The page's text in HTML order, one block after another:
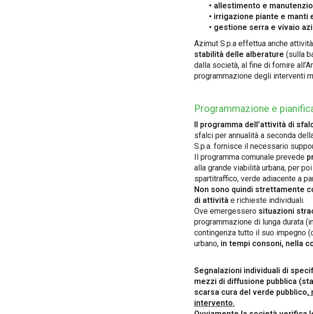
• allestimento e
• irrigazione piante e manti
• gestione serra e vivaio
Azimut S.p.a effettua anche
stabilità delle alberature (sulla
dalla società, al fine di fornire
programmazione degli interventi
Programmazione e
Il programma dell’attività di
sfalci per annualità a seconda
S.p.a. fornisce il necessario
Il programma comunale prevede
alla grande viabilità urbana, per
spartitraffico, verde adiacente a
Non sono quindi strettamente
di attività e richieste individuali.
Ove emergessero situazioni
programmazione di lunga durata
contingenza tutto il suo impegno
urbano, in tempi consoni, nella
Segnalazioni individuali di
mezzi di diffusione pubblica
scarsa cura del verde pubblico,
intervento.